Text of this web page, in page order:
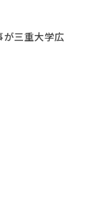
が三重大学広